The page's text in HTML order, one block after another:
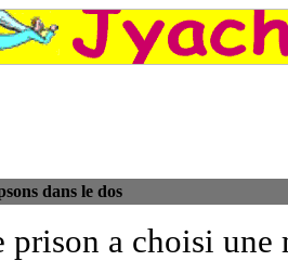
dans le dos
prison a choisi une